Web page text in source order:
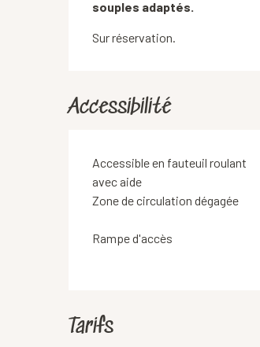
souples adaptés.
Sur réservation.
Accessibilité
Accessible en fauteuil roulant
avec aide
Zone de circulation dégagée
Rampe d'accès
Tarifs